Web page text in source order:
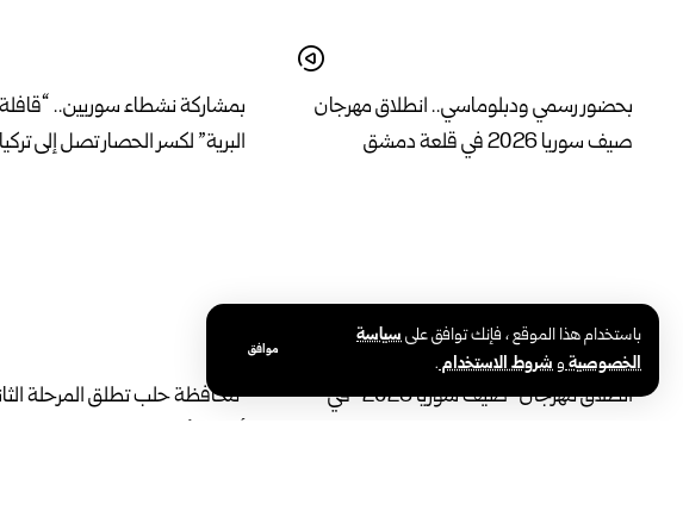
باستخدام هذا الموقع ، فإنك توافق علىسياسة
الخصوصيةوشروط الاستخدام.
موافق
بحضور رسمي ودبلوماسي.. انطلاق مهرجان
صيف سوريا 2026 في قلعة دمشق
بمشاركة نشطاء سوريين..
البرية” لكسر الحصار تصل إلى تركيا
انطلاق مهرجان “صيف سوريا 2026” في
محافظة حلب تطلق المرحلة